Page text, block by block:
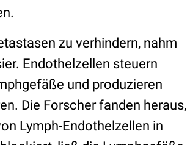
zu verhindern, nahm
Endothelzellen steuern
und produzieren
Die Forscher fanden heraus,
Lymph-Endothelzellen in